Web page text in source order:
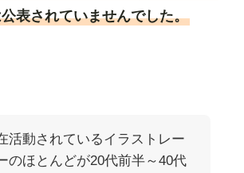
表されていませんでした。
活動されているイラストレー
のほとんどが20代前半～40代